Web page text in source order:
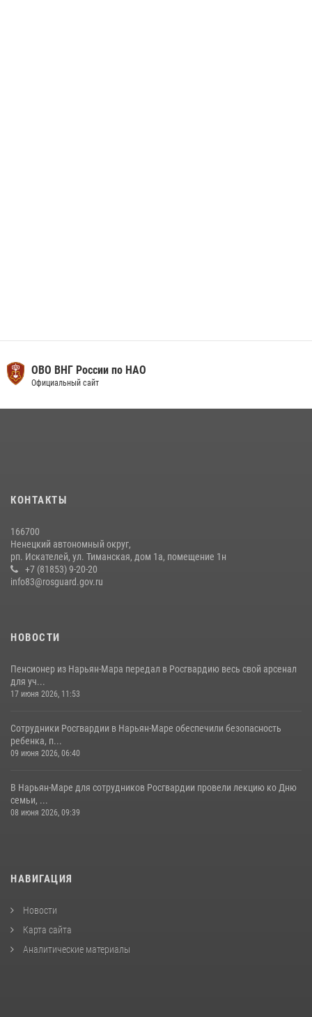
ОВО ВНГ России по НАО
Официальный сайт
КОНТАКТЫ
166700
Ненецкий автономный округ,
рп. Искателей, ул. Тиманская, дом 1а, помещение 1н
+7 (81853) 9-20-20
info83@rosguard.gov.ru
НОВОСТИ
Пенсионер из Нарьян-Мара передал в Росгвардию весь свой арсенал
для уч...
17 июня 2026, 11:53
Сотрудники Росгвардии в Нарьян-Маре обеспечили безопасность
ребенка, п...
09 июня 2026, 06:40
В Нарьян-Маре для сотрудников Росгвардии провели лекцию ко Дню
семьи, ...
08 июня 2026, 09:39
НАВИГАЦИЯ
Новости
Карта сайта
Аналитические материалы